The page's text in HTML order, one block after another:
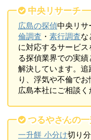
中央リサーチ
広島の探偵中央リサ
倫調査 ・ 素行調査な
に対応するサービ
る探偵業界での実
解決しています。
り、浮気や不倫で
広島本社にご相談く
つるやさんの
一升餅 小分け切り